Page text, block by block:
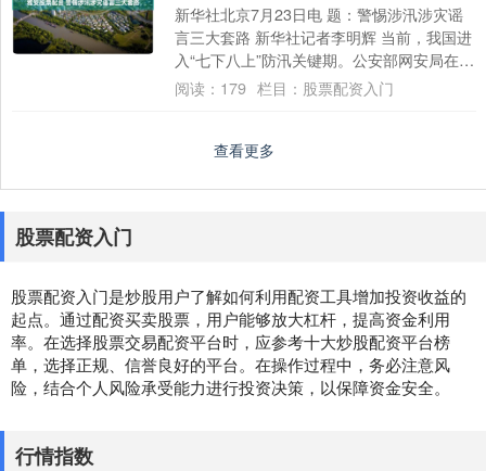
新华社北京7月23日电 题：警惕涉汛涉灾谣
言三大套路 新华社记者李明辉 当前，我国进
入“七下八上”防汛关键期。公安部网安局在前
期公布25起涉汛涉灾网络谣言典型案....
阅读： 179 栏目： 股票配资入门
查看更多
股票配资入门
股票配资入门是炒股用户了解如何利用配资工具增加投资收益的
起点。通过配资买卖股票，用户能够放大杠杆，提高资金利用
率。在选择股票交易配资平台时，应参考十大炒股配资平台榜
单，选择正规、信誉良好的平台。在操作过程中，务必注意风
险，结合个人风险承受能力进行投资决策，以保障资金安全。
行情指数